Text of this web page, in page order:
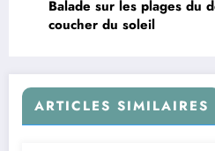
Balade sur les plages du
coucher du soleil
ARTICLES SIMILAIRES